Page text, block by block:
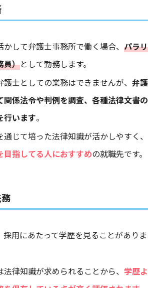
して弁護士事務所で働く場合、 パラリ
員）として勤務します。
士としての業務はできませんが、 弁護
関係法令や判例を調査、各種法律文書の
行います。
じて培った法律知識が活かしやすく、
目指してる人におすすめの就職先です。
用にあたって学歴を見ることがありま
律知識が求められることから、 学歴よ